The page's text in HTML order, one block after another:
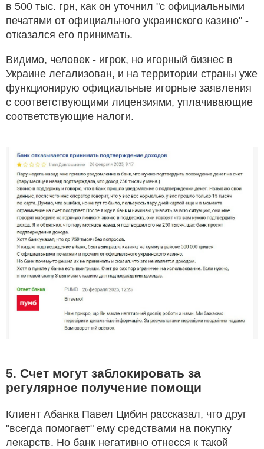
в 500 тыс. грн, как он уточнил "с официальными
печатями от официального украинского казино" -
отказался его принимать.
Видимо, человек - игрок, но игорный бизнес в
Украине легализован, и на территории страны уже
функционирую официальные игорные заявления
с соответствующими лицензиями, уплачивающие
соответствующие налоги.
5. Счет могут заблокировать за
регулярное получение помощи
Клиент Абанка Павел Цибин рассказал, что друг
"всегда помогает" ему средствами на покупку
лекарств. Но банк негативно отнесся к такой